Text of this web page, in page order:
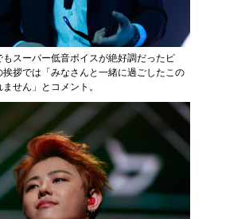
もスーパー低音ボイスが絶好調だったピ
挨拶では「みなさんと一緒に過ごしたこの
せん」とコメント。